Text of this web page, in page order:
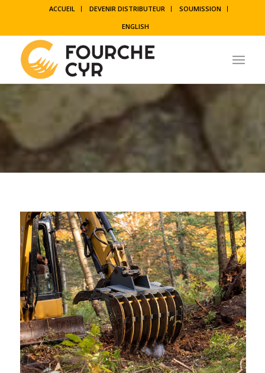
ACCUEIL DEVENIR DISTRIBUTEUR
SOUMISSION
ENGLISH